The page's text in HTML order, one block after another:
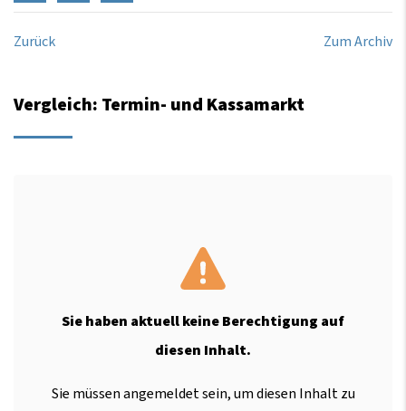
Zurück Zum Archiv
Vergleich: Termin- und Kassamarkt
Sie haben aktuell keine Berechtigung auf
diesen Inhalt.
Sie müssen angemeldet sein, um diesen Inhalt zu